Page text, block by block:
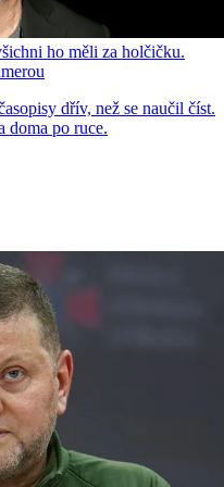
ho měli za holčičku.
dřív, než se naučil číst.
doma po ruce.